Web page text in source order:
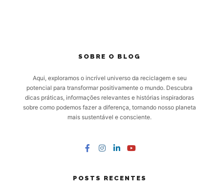
SOBRE O BLOG
Aqui, exploramos o incrível universo da reciclagem e seu
potencial para transformar positivamente o mundo. Descubra
dicas práticas, informações relevantes e histórias inspiradoras
sobre como podemos fazer a diferença, tornando nosso planeta
mais sustentável e consciente.
POSTS RECENTES